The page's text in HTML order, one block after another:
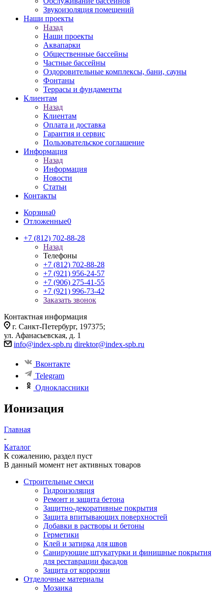
Звукоизоляция помещений
Наши проекты
Назад
Наши проекты
Аквапарки
Общественные бассейны
Частные бассейны
Оздоровительные комплексы, бани, сауны
Фонтаны
Террасы и фундаменты
Клиентам
Назад
Клиентам
Оплата и доставка
Гарантия и сервис
Пользовательское соглашение
Информация
Назад
Информация
Новости
Статьи
Контакты
Корзина0
Отложенные0
+7 (812) 702-88-28
Назад
Телефоны
+7 (812) 702-88-28
+7 (921) 956-24-57
+7 (906) 275-41-55
+7 (921) 996-73-42
Заказать звонок
Контактная информация
г. Санкт-Петербург, 197375;
ул. Афанасьевская, д. 1
info@index-spb.ru direktor@index-spb.ru
Вконтакте
Telegram
Одноклассники
Ионизация
Главная
-
Каталог
К сожалению, раздел пуст
В данный момент нет активных товаров
Строительные смеси
Гидроизоляция
Ремонт и защита бетона
Защитно-декоративные покрытия
Защита впитывающих поверхностей
Добавки в растворы и бетоны
Герметики
Клей и затирка для швов
Санирующие штукатурки и финишные покрытия
для реставрации фасадов
Защита от коррозии
Отделочные материалы
Мозаика